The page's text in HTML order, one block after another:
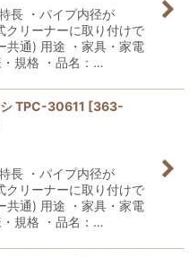
長 ・パイプ内径が
リーナーに取り付けで
共通) 用途 ・家具・家電
規格 ・品名：…
シ TPC-30611 [363-
長 ・パイプ内径が
リーナーに取り付けで
共通) 用途 ・家具・家電
規格 ・品名：…